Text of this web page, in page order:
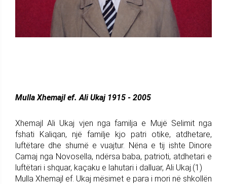
Mulla Xhemajl ef. Ali Ukaj 1915 - 2005
Xhemajl Ali Ukaj vjen nga familja e Mujë Selimit nga
fshati Kaliqan, një familje kjo patri otike, atdhetare,
luftëtare dhe shumë e vuajtur. Nëna e tij ishte Dinore
Camaj nga Novosella, ndërsa baba, patrioti, atdhetari e
luftëtari i shquar, kaçaku e lahutari i dalluar, Ali Ukaj.(1)
Mulla Xhemajl ef. Ukaj mësimet e para i mori në shkollën